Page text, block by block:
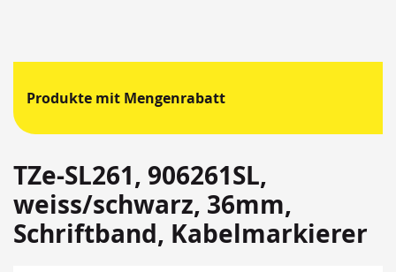
Produkte mit Mengenrabatt
TZe-SL261, 906261SL,
weiss/schwarz, 36mm,
Schriftband, Kabelmarkierer